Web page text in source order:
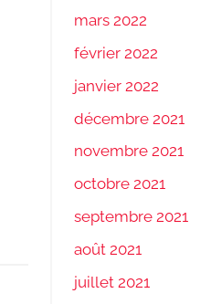
mars 2022
février 2022
janvier 2022
décembre 2021
novembre 2021
octobre 2021
septembre 2021
août 2021
juillet 2021